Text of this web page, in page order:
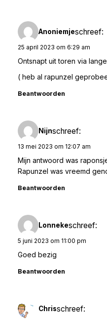
Anoniemjeschreef:
25 april 2023 om 6:29 am
Ontsnapt uit toren via
( heb al rapunzel
Beantwoorden
Nijnschreef:
13 mei 2023 om 12:07 am
Mijn antwoord was
Rapunzel was vreemd
Beantwoorden
Lonnekeschreef:
5 juni 2023 om 11:00 pm
Goed bezig
Beantwoorden
Chrisschreef: